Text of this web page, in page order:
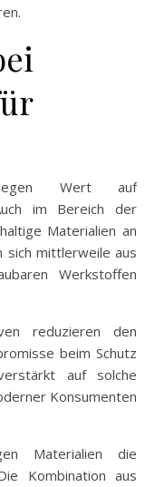
Wert auf
im Bereich der
Materialien an
sich mittlerweile aus
Werkstoffen
reduzieren den
beim Schutz
auf solche
Konsumenten
Materialien die
Kombination aus